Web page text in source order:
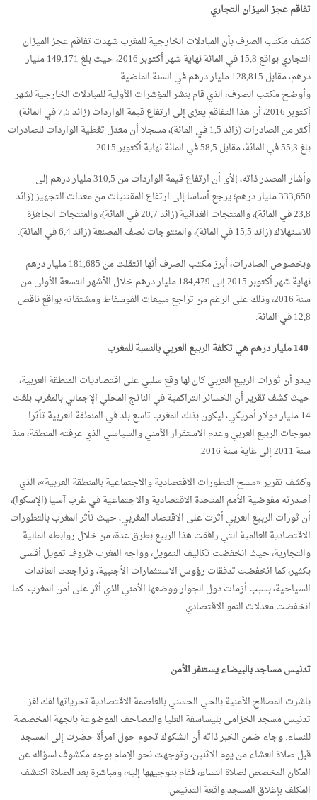
تفاقم عجز الميزان التجاري
كشف مكتب الصرف بأن المبادلات الخارجية للمغرب شهدت تفاقم عجز الميزان
التجاري بواقع 15,8 في المائة نهاية شهر أكتوبر 2016، حيث بلغ 149,171 مليار
درهم، مقابل 128,815 مليار درهم في السنة الماضية.
وأوضح مكتب الصرف، الذي قام بنشر المؤشرات الأولية للمبادلات الخارجية لشهر
أكتوبر 2016، أن هذا التفاقم يعزى إلى ارتفاع قيمة الواردات (زائد 7,5 في المائة)
أكثر من الصادرات (زائد 1,5 في المائة)، مسجلا أن معدل تغطية الواردات للصادرات
بلغ 55,3 في المائة، مقابل 58,5 في المائة نهاية أكتوبر 2015.
وأشار المصدر ذاته، إلأى أن ارتفاع قيمة الواردات من 310,5 مليار درهم إلى
333,650 مليار درهم؛ يرجع أساسا إلى ارتفاع المقتنيات من معدات التجهيز (زائد
23,8 في المائة)، والمنتجات الغذائية (زائد 20,7 في المائة)، والمنتجات الجاهزة
للاستهلاك (زائد 15,5 في المائة)، والمنتوجات نصف المصنعة (زائد 6,4 في المائة).
وبخصوص الصادرات، أبرز مكتب الصرف أنها انتقلت من 181,685 مليار درهم
نهاية شهر أكتوبر 2015 إلى 184,479 مليار درهم خلال الأشهر التسعة الأولى من
سنة 2016، وذلك على الرغم من تراجع مبيعات الفوسفاط ومشتقاته بواقع ناقص
12,8 في المائة.
140 مليار درهم هي تكلفة الربيع العربي بالنسبة للمغرب
يبدو أن ثورات الربيع العربي كان لها وقع سلبي على اقتصاديات المنطقة العربية،
حيث كشف تقرير أن الخسائر التراكمية في الناتج المحلي الإجمالي بالمغرب بلغت
14 مليار دولار أمريكي، ليكون بذلك المغرب تاسع بلد في المنطقة العربية تأثرا
بموجات الربيع العربي وعدم الاستقرار الأمني والسياسي الذي عرفته المنطقة، منذ
سنة 2011 إلى غاية سنة 2016.
وكشف تقرير «مسح التطورات الاقتصادية والاجتماعية بالمنطقة العربية»، الذي
أصدرته مفوضية الأمم المتحدة الاقتصادية والاجتماعية في غرب آسيا (الإسكوا)،
أن ثورات الربيع العربي أثرت على الاقتصاد المغربي، حيث تأثر المغرب بالتطورات
الاقتصادية العالمية التي رافقت هذا الربيع بطرق عدة، من خلال روابطه المالية
والتجارية، حيث انخفضت تكاليف التمويل، وواجه المغرب ظروف تمويل أقسى
بكثير، كما انخفضت تدفقات رؤوس الاستثمارات الأجنبية، وتراجعت العائدات
السياحية، بسبب أزمات دول الجوار ووضعها الأمني الذي أثر على أمن المغرب. كما
انخفضت معدلات النمو الاقتصادي.
تدنيس مساجد بالبيضاء يستنفر الأمن
باشرت المصالح الأمنية بالحي الحسني بالعاصمة الاقتصادية تحرياتها لفك لغز
تدنيس مسجد الخزامى بليساسفة العليا والمصاحف الموضوعة بالجهة المخصصة
للنساء. وجاء ضمن الخبر ذاته أن الشكوك تحوم حول امرأة حضرت إلى المسجد
قبل صلاة العشاء من يوم الاثنين، وتوجهت نحو الإمام بوجه مكشوف لسؤاله عن
المكان المخصص لصلاة النساء، فقام بتوجيهها إليه، ومباشرة بعد الصلاة اكتشف
المكلف بإغلاق المسجد واقعة التدنيس.